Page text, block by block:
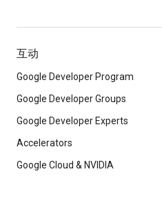
互动
Google Developer Program
Google Developer Groups
Google Developer Experts
Accelerators
Google Cloud & NVIDIA